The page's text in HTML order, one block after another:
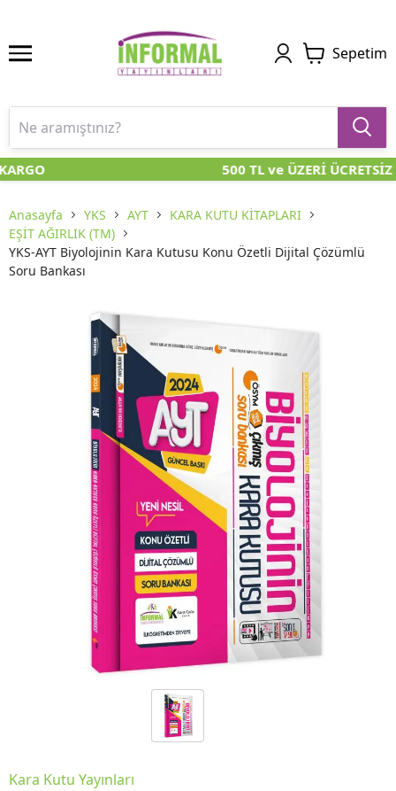
Sepetim
500 TL ve ÜZERİ ÜCRETSİZ
Anasayfa YKS AYT
KARA KUTU KİTAPLARI
EŞİT AĞIRLIK (TM)
YKS-AYT Biyolojinin Kara Kutusu Konu Özetli Dijital Çözümlü
Soru Bankası
Kara Kutu Yayınları